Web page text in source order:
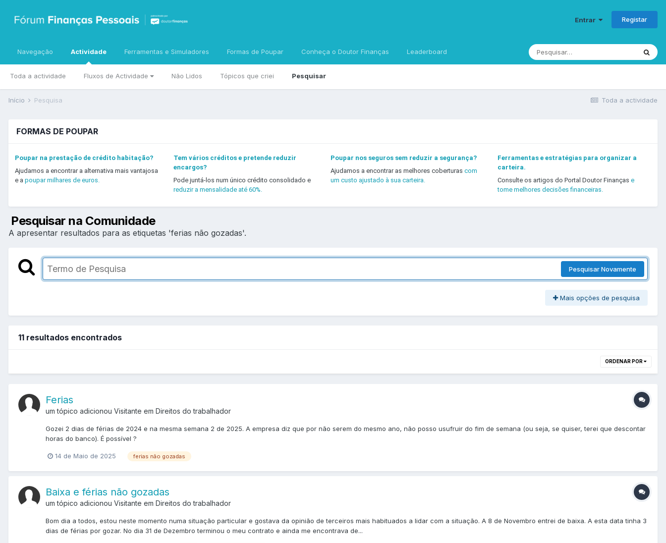
Entrar Registar
Navegação Actividade
Toda a actividade Fluxos de Actividade Não Lidos Tópicos que criei Pesquisar
Ferramentas e Simuladores Formas de Poupar Conheça o Doutor Finanças Leaderboard
Toda a actividade
Início Pesquisa
FORMAS DE POUPAR
Poupar na prestação de crédito habitação?
Ajudamos a encontrar a alternativa mais vantajosa
e a poupar milhares de euros.
Tem vários créditos e pretende reduzir
encargos?
Pode juntá-los num único crédito consolidado e
reduzir a mensalidade até 60%.
Poupar nos seguros sem reduzir a segurança?
Ajudamos a encontrar as melhores coberturascom
um custo ajustado à sua carteira.
Ferramentas e estratégias para organizar a
carteira.
Consulte os artigos do Portal Doutor Finanças e
tome melhores decisões financeiras.
Pesquisar na Comunidade
A apresentar resultados para as etiquetas 'ferias não gozadas'.
Pesquisar Novamente
Mais opções de pesquisa
11 resultados encontrados
ORDENAR POR
Ferias
um tópico adicionou Visitante em Direitos do trabalhador
Gozei 2 dias de férias de 2024 e na mesma semana 2 de 2025. A empresa diz que por não serem do mesmo ano, não posso usufruir do fim de semana (ou seja, se quiser, terei que descontar
horas do banco). É possível ?
14 de Maio de 2025 ferias não gozadas
Baixa e férias não gozadas
um tópico adicionou Visitante em Direitos do trabalhador
Bom dia a todos, estou neste momento numa situação particular e gostava da opinião de terceiros mais habituados a lidar com a situação. A 8 de Novembro entrei de baixa. A esta data tinha 3
dias de férias por gozar. No dia 31 de Dezembro terminou o meu contrato e ainda me encontrava de...